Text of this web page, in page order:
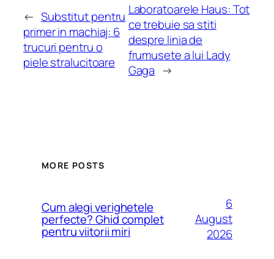
← Substitut pentru
primer in machiaj: 6
trucuri pentru o
piele stralucitoare
Laboratoarele Haus: Tot
ce trebuie sa stiti
despre linia de
frumusete a lui Lady
Gaga →
MORE POSTS
Cum alegi verighetele
perfecte? Ghid complet
pentru viitorii miri
6
August
2026